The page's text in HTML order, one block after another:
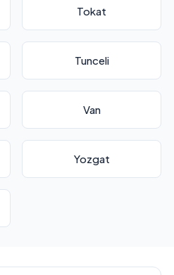
Tokat
Tunceli
Van
Yozgat